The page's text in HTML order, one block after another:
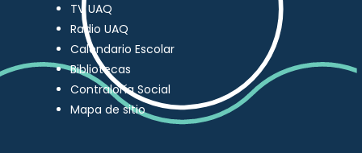
TV UAQ
Radio UAQ
Calendario Escolar
Bibliotecas
Contraloría Social
Mapa de sitio